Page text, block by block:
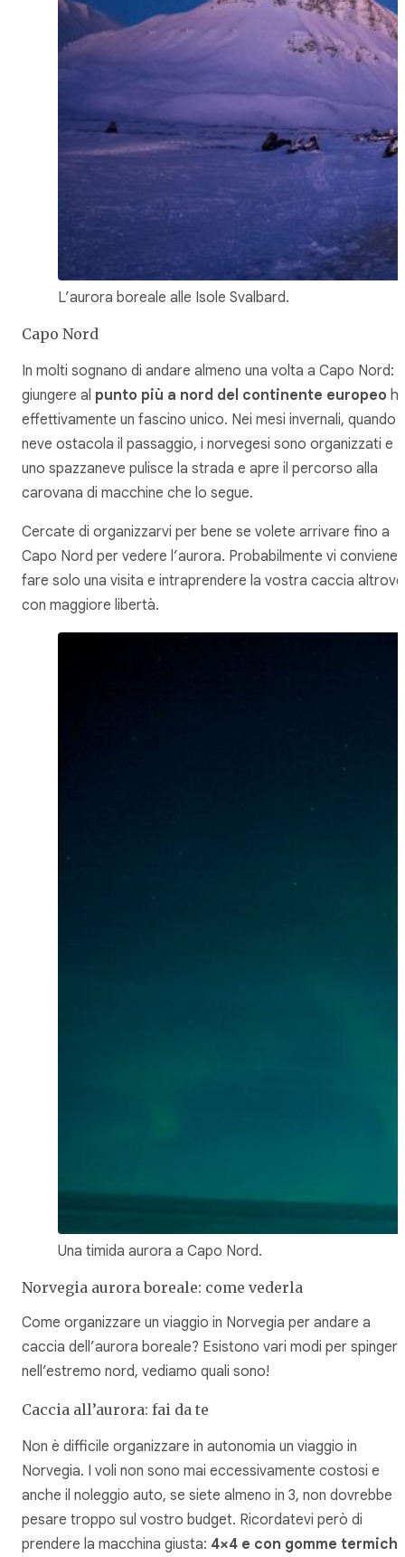
L’aurora boreale alle Isole Svalbard.
Capo Nord
In molti sognano di andare almeno una volta a Capo Nord:
giungere al punto più a nord del continente europeo
effettivamente un fascino unico. Nei mesi invernali, quando
neve ostacola il passaggio, i norvegesi sono organizzati e
uno spazzaneve pulisce la strada e apre il percorso alla
carovana di macchine che lo segue.
Cercate di organizzarvi per bene se volete arrivare fino a
Capo Nord per vedere l’aurora. Probabilmente vi conviene
fare solo una visita e intraprendere la vostra caccia
con maggiore libertà.
Una timida aurora a Capo Nord.
Norvegia aurora boreale: come vederla
Come organizzare un viaggio in Norvegia per andare a
caccia dell’aurora boreale? Esistono vari modi per
nell’estremo nord, vediamo quali sono!
Caccia all’aurora: fai da te
Non è difficile organizzare in autonomia un viaggio in
Norvegia. I voli non sono mai eccessivamente costosi e
anche il noleggio auto, se siete almeno in 3, non dovrebbe
pesare troppo sul vostro budget. Ricordatevi però di
prendere la macchina giusta: 4×4 e con gomme